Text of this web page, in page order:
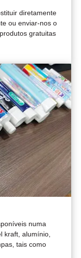
diretamente
ou enviar-nos o
gratuitas
numa
kraft, alumínio,
tais como